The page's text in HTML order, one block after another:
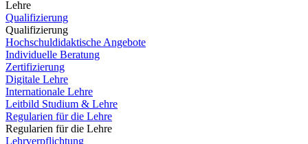
Lehre
Qualifizierung
Qualifizierung
Hochschuldidaktische Angebote
Individuelle Beratung
Zertifizierung
Digitale Lehre
Internationale Lehre
Leitbild Studium & Lehre
Regularien für die Lehre
Regularien für die Lehre
Lehrverpflichtung